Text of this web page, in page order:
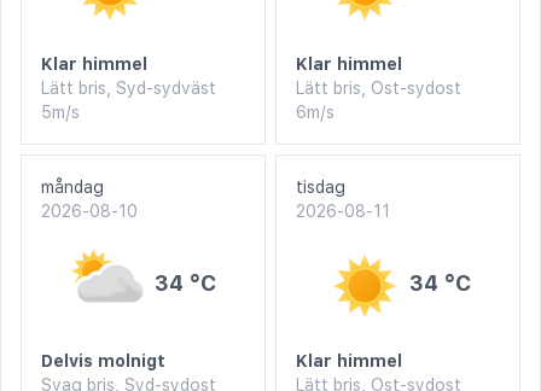
Klar himmel
Lätt bris, Syd-sydväst
5m/s
Klar himmel
Lätt bris, Ost-sydost
6m/s
måndag
2026-08-10
34 °C
Delvis molnigt
Svag bris, Syd-sydost
tisdag
2026-08-11
34 °C
Klar himmel
Lätt bris, Ost-sydost